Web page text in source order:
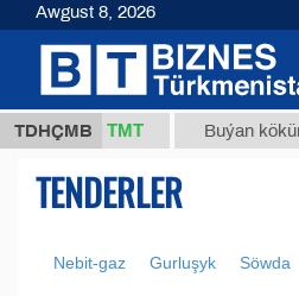
TDHÇMB
(kg.) 37,8 ТМТ Buýan
TENDERLER
Nebit-gaz Gurluşyk Söwda
Awgust 8, 2026